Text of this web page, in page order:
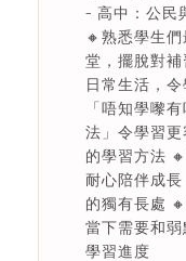
- 高中：公民
🔸熟悉學生
堂，擺脫對
日常生活，
「唔知學嚟
法」令學習
的學習方法
耐心陪伴成
的獨有長處
當下需要和
學習進度